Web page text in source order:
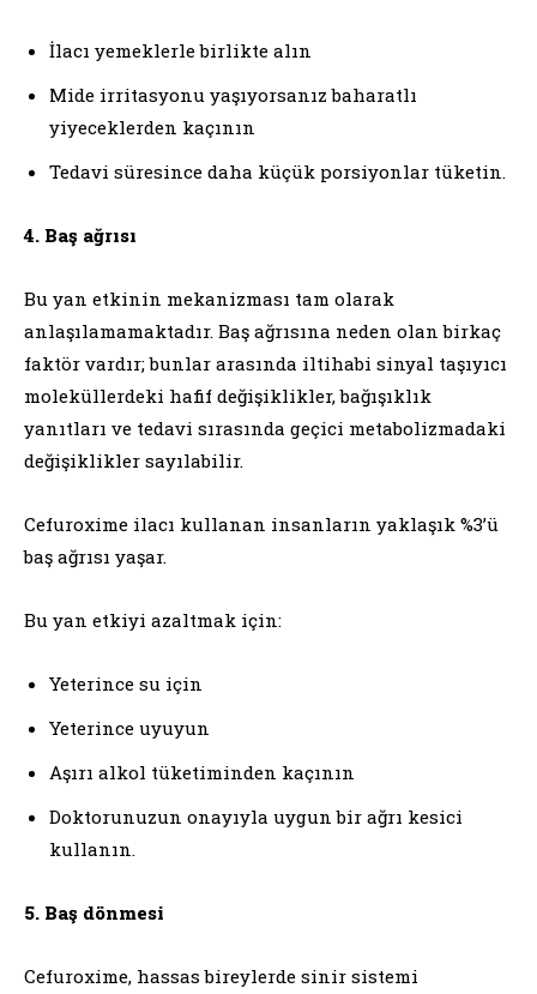
İlacı yemeklerle birlikte alın
Mide irritasyonu yaşıyorsanız baharatlı
yiyeceklerden kaçının
Tedavi süresince daha küçük porsiyonlar tüketin.
4. Baş ağrısı
Bu yan etkinin mekanizması tam olarak
anlaşılamamaktadır. Baş ağrısına neden olan birkaç
faktör vardır; bunlar arasında iltihabi sinyal taşıyıcı
moleküllerdeki hafif değişiklikler, bağışıklık
yanıtları ve tedavi sırasında geçici metabolizmadaki
değişiklikler sayılabilir.
Cefuroxime ilacı kullanan insanların yaklaşık %3’ü
baş ağrısı yaşar.
Bu yan etkiyi azaltmak için:
Yeterince su için
Yeterince uyuyun
Aşırı alkol tüketiminden kaçının
Doktorunuzun onayıyla uygun bir ağrı kesici
kullanın.
5. Baş dönmesi
Cefuroxime, hassas bireylerde sinir sistemi